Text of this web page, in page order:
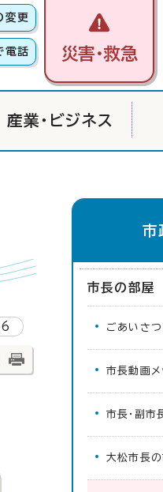
変更
電話 災害・救急
産業・ビジネス
市
市長の部屋
ごあいさつ
市長動画メ
市長・副市
大松市長